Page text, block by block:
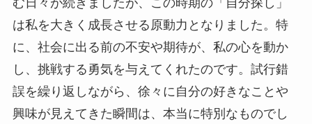
は私を大きく成長させる原動力となりました。特
に、社会に出る前の不安や期待が、私の心を動か
し、挑戦する勇気を与えてくれたのです。試行錯
誤を繰り返しながら、徐々に自分の好きなことや
興味が見えてきた瞬間は、本当に特別なものでし